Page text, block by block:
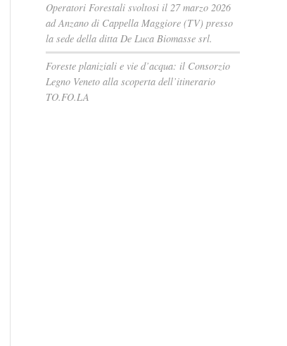
Operatori Forestali svoltosi il 27 marzo 2026
ad Anzano di Cappella Maggiore (TV) presso
la sede della ditta De Luca Biomasse srl.
Foreste planiziali e vie d’acqua: il Consorzio
Legno Veneto alla scoperta dell’itinerario
TO.FO.LA